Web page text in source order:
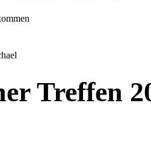
Treffen